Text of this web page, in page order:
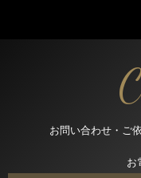
お問い合わせ・ご
お